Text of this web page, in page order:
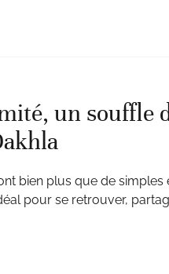
un souffle
bien plus que de simples
pour se retrouver,